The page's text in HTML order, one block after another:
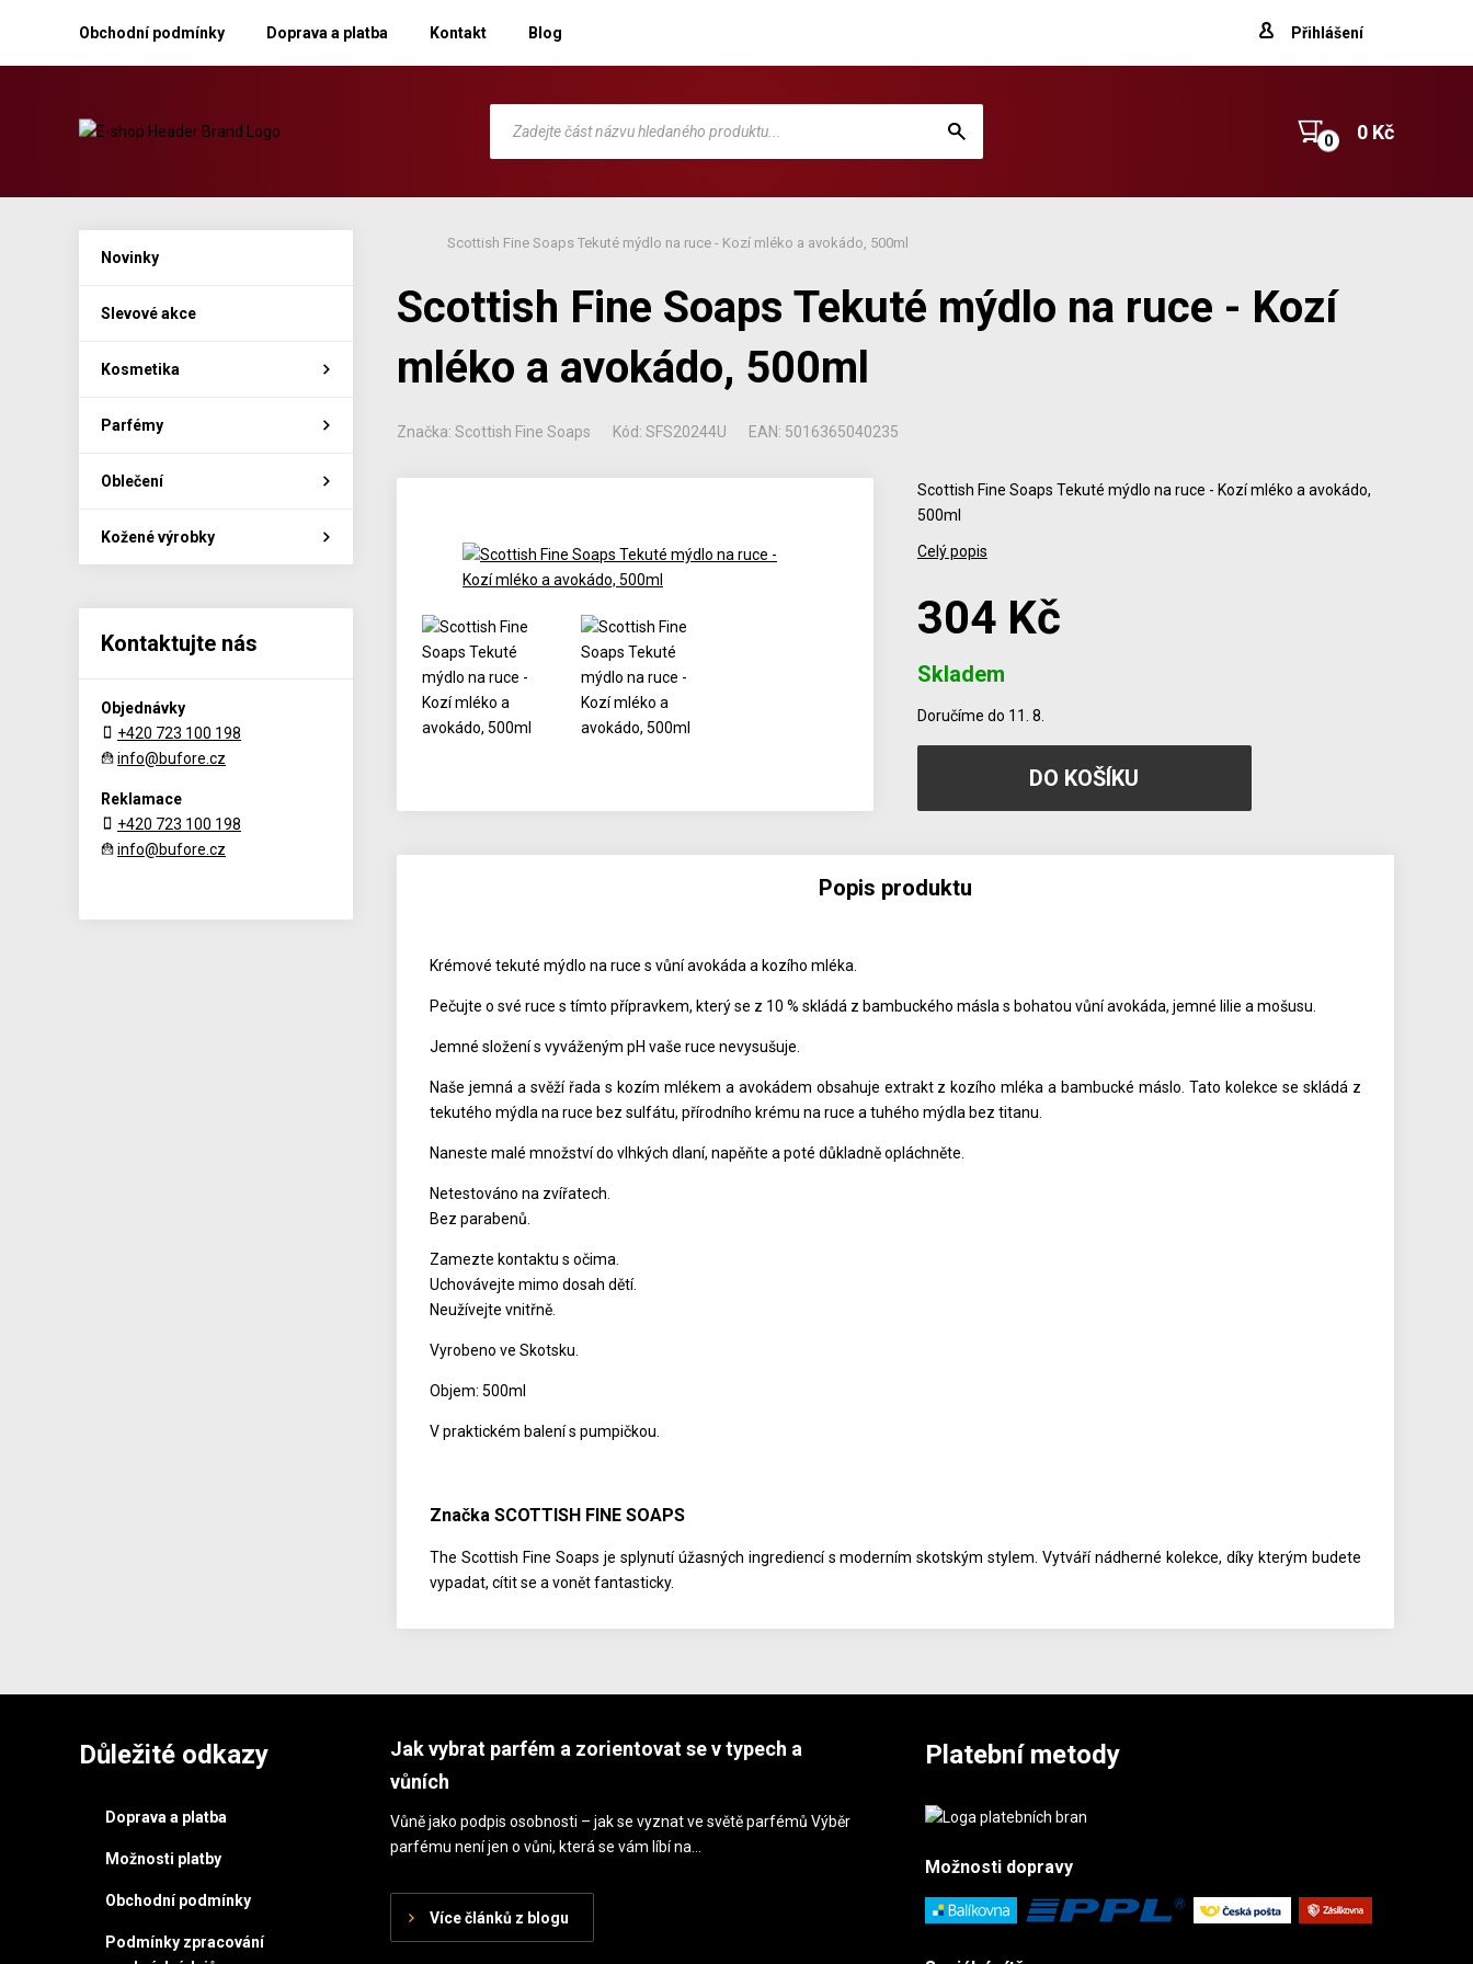
Obchodní podmínky Doprava a platba Kontakt Blog Přihlášení
0 Kč
Scottish Fine Soaps Tekuté mýdlo na ruce - Kozí mléko a avokádo, 500ml
Scottish Fine Soaps Tekuté mýdlo na ruce - Kozí
mléko a avokádo, 500ml
Značka: Scottish Fine Soaps Kód: SFS20244U EAN: 5016365040235
Scottish Fine Soaps Tekuté mýdlo na ruce - Kozí mléko a avokádo,
500ml
Celý popis
304 Kč
Skladem
Doručíme do 11. 8.
Popis produktu
Krémové tekuté mýdlo na ruce s vůní avokáda a kozího mléka.
Pečujte o své ruce s tímto přípravkem, který se z 10 % skládá z bambuckého másla s bohatou vůní avokáda, jemné lilie a mošusu.
Jemné složení s vyváženým pH vaše ruce nevysušuje.
Naše jemná a svěží řada s kozím mlékem a avokádem obsahuje extrakt z kozího mléka a bambucké máslo. Tato kolekce se skládá z
tekutého mýdla na ruce bez sulfátu, přírodního krému na ruce a tuhého mýdla bez titanu.
Naneste malé množství do vlhkých dlaní, napěňte a poté důkladně opláchněte.
Netestováno na zvířatech.
Bez parabenů.
Zamezte kontaktu s očima.
Uchovávejte mimo dosah dětí.
Neužívejte vnitřně.
Vyrobeno ve Skotsku.
Objem: 500ml
V praktickém balení s pumpičkou.
Značka SCOTTISH FINE SOAPS
The Scottish Fine Soaps je splynutí úžasných ingrediencí s moderním skotským stylem. Vytváří nádherné kolekce, díky kterým budete
vypadat, cítit se a vonět fantasticky.
Novinky
Slevové akce
Kosmetika
Parfémy
Oblečení
Kožené výrobky
Kontaktujte nás
Objednávky
+420 723 100 198
info@bufore.cz
Reklamace
+420 723 100 198
info@bufore.cz
Důležité odkazy
Doprava a platba
Možnosti platby
Obchodní podmínky
Podmínky zpracování
Jak vybrat parfém a zorientovat se v typech a
vůních
Vůně jako podpis osobnosti – jak se vyznat ve světě parfémů Výběr
parfému není jen o vůni, která se vám líbí na…
Více článků z blogu
Platební metody
Možnostidopravy